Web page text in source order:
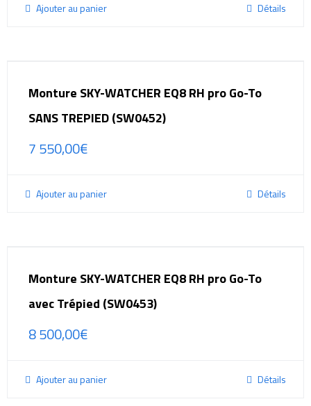
Ajouter au panier Détails
Monture SKY-WATCHER EQ8 RH pro Go-To
SANS TREPIED (SW0452)
7 550,00€
Ajouter au panier Détails
Monture SKY-WATCHER EQ8 RH pro Go-To
avec Trépied (SW0453)
8 500,00€
Ajouter au panier Détails